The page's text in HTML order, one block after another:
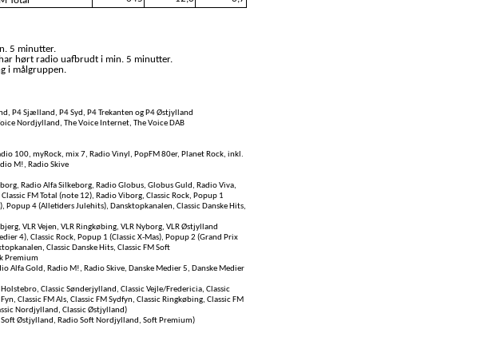
5 minutter.
hørt radio uafbrudt i min. 5 minutter.
i målgruppen.
P4 Sjælland, P4 Syd, P4 Trekanten og P4 Østjylland
Nordjylland, The Voice Internet, The Voice DAB
100, myRock, mix 7, Radio Vinyl, PopFM 80er, Planet Rock, inkl.
M!, Radio Skive
Radio Alfa Silkeborg, Radio Globus, Globus Guld, Radio Viva,
FM Total (note 12), Radio Viborg, Classic Rock, Popup 1
Popup 4 (Alletiders Julehits), Dansktopkanalen, Classic Danske Hits,
VLR Vejen, VLR Ringkøbing, VLR Nyborg, VLR Østjylland
4), Classic Rock, Popup 1 (Classic X-Mas), Popup 2 (Grand Prix
Classic Danske Hits, Classic FM Soft
Premium
Alfa Gold, Radio M!, Radio Skive, Danske Medier 5, Danske Medier
Classic Sønderjylland, Classic Vejle/Fredericia, Classic
Classic FM Als, Classic FM Sydfyn, Classic Ringkøbing, Classic FM
Nordjylland, Classic Østjylland)
Soft Østjylland, Radio Soft Nordjylland, Soft Premium)